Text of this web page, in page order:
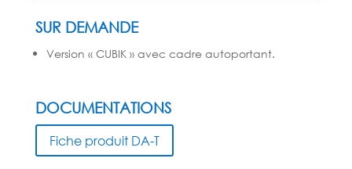
SUR DEMANDE
Version « CUBIK » avec cadre autoportant.
DOCUMENTATIONS
Fiche produit DA-T